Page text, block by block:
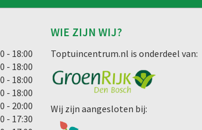
- 18:00
- 18:00
- 18:00
- 18:00
- 20:00
- 17:30
WIE ZIJN WIJ?
Toptuincentrum.nl is onderdeel van:
Wij zijn aangesloten bij: